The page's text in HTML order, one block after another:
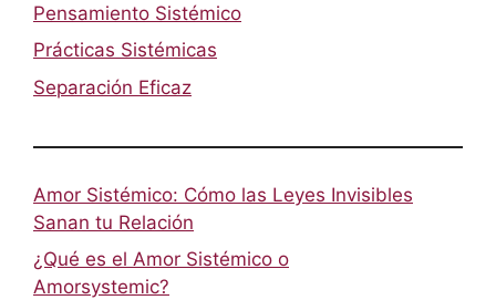
Pensamiento Sistémico
Prácticas Sistémicas
Separación Eficaz
Amor Sistémico: Cómo las Leyes Invisibles
Sanan tu Relación
¿Qué es el Amor Sistémico o
Amorsystemic?